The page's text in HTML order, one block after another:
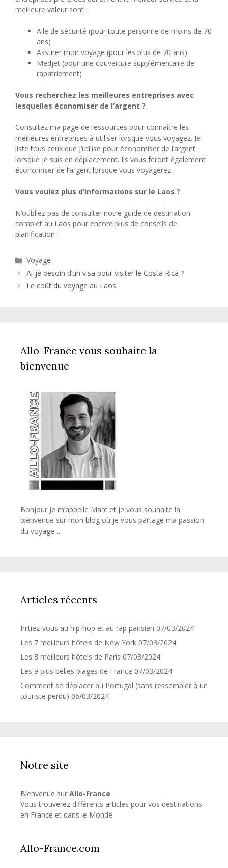
meilleure valeur sont :
Aile de sécurité (pour toute personne de moins de 70
ans)
Assurer mon voyage (pour les plus de 70 ans)
Medjet (pour une couverture supplémentaire de
rapatriement)
Vous recherchez les meilleures entreprises avec
lesquelles économiser de l’argent ?
Consultez ma page de ressources pour connaître les
meilleures entreprises à utiliser lorsque vous voyagez. Je
liste tous ceux que j’utilise pour économiser de l’argent
lorsque je suis en déplacement. Ils vous feront également
économiser de l’argent lorsque vous voyagerez.
Vous voulez plus d’informations sur le Laos ?
N’oubliez pas de consulter notre guide de destination
complet au Laos pour encore plus de conseils de
planification !
Catégories
Voyage
Ai-je besoin d’un visa pour visiter le Costa Rica ?
Le coût du voyage au Laos
Allo-France vous souhaite la
bienvenue
Bonjour Je m’appelle Marc et je vous souhaite la
bienvenue sur mon blog où je vous partage ma passion
du voyage…
Articles récents
Initiez-vous au hip-hop et au rap parisien 07/03/2024
Les 7 meilleurs hôtels de New York 07/03/2024
Les 8 meilleurs hôtels de Paris 07/03/2024
Les 9 plus belles plages de France 07/03/2024
Comment se déplacer au Portugal (sans ressembler à un
touriste perdu) 06/03/2024
Notre site
Bienvenue sur Allo-France
Vous trouverez différents articles pour vos destinations
en France et dans le Monde.
Allo-France.com